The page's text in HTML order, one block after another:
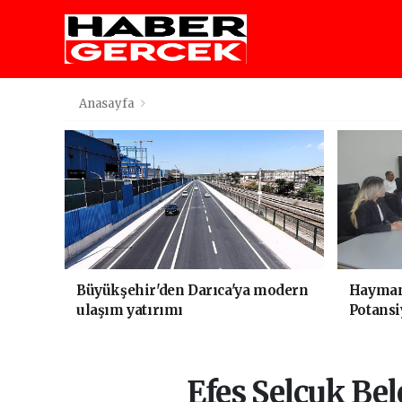
Anasayfa
Büyükşehir'den Darıca'ya modern
ulaşım yatırımı
Efes Selçuk